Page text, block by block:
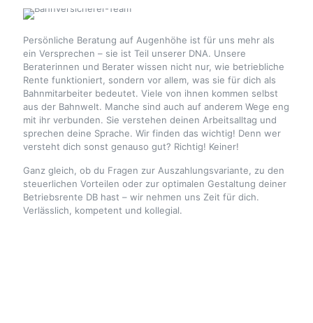
Persönliche Beratung auf Augenhöhe ist für uns mehr als
ein Versprechen – sie ist Teil unserer DNA. Unsere
Beraterinnen und Berater wissen nicht nur, wie betriebliche
Rente funktioniert, sondern vor allem, was sie für dich als
Bahnmitarbeiter bedeutet. Viele von ihnen kommen selbst
aus der Bahnwelt. Manche sind auch auf anderem Wege eng
mit ihr verbunden. Sie verstehen deinen Arbeitsalltag und
sprechen deine Sprache. Wir finden das wichtig! Denn wer
versteht dich sonst genauso gut? Richtig! Keiner!
Ganz gleich, ob du Fragen zur Auszahlungsvariante, zu den
steuerlichen Vorteilen oder zur optimalen Gestaltung deiner
Betriebsrente DB hast – wir nehmen uns Zeit für dich.
Verlässlich, kompetent und kollegial.